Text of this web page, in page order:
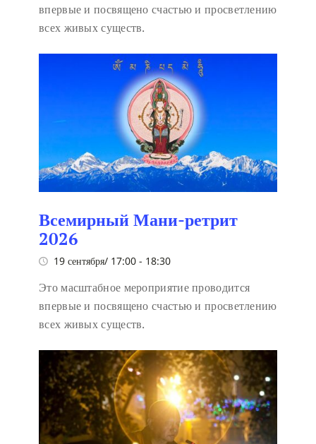
впервые и посвящено счастью и просветлению
всех живых существ.
Всемирный Мани-ретрит
2026
19 сентября/ 17:00 - 18:30
Это масштабное мероприятие проводится
впервые и посвящено счастью и просветлению
всех живых существ.